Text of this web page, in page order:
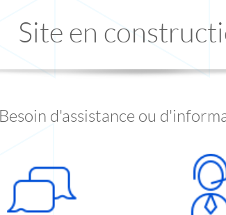
Site en
Besoin d'assistance ou